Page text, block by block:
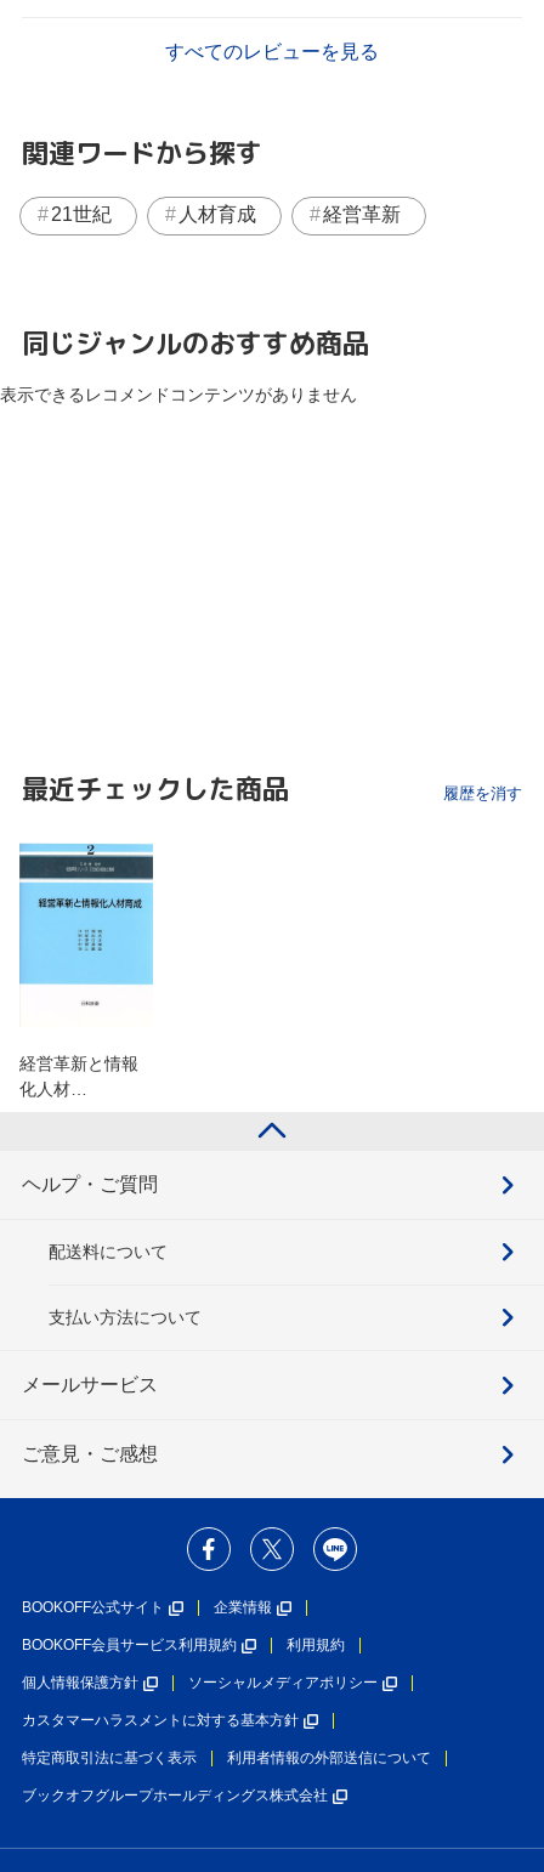
すべてのレビューを見る
関連ワードから探す
21世紀 人材育成 経営革新
同じジャンルのおすすめ商品
表示できるレコメンドコンテンツがありません
最近チェックした商品 履歴を消す
経営革新と情報
化人材…
ヘルプ・ご質問
配送料について
支払い方法について
メールサービス
ご意見・ご感想
BOOKOFF公式サイト 企業情報
BOOKOFF会員サービス利用規約 利用規約
個人情報保護方針 ソーシャルメディアポリシー
カスタマーハラスメントに対する基本方針
特定商取引法に基づく表示 利用者情報の外部送信について
ブックオフグループホールディングス株式会社